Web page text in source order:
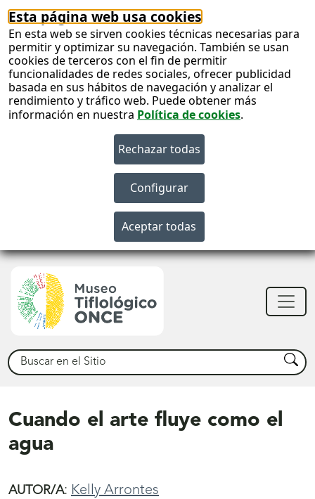
Esta página web usa cookies
En esta web se sirven cookies técnicas necesarias para
permitir y optimizar su navegación. También se usan
cookies de terceros con el fin de permitir
funcionalidades de redes sociales, ofrecer publicidad
basada en sus hábitos de navegación y analizar el
rendimiento y tráfico web. Puede obtener más
información en nuestra Política de cookies.
Buscar Buscar
Cuando el arte fluye como el
agua
AUTOR/A: Kelly Arrontes